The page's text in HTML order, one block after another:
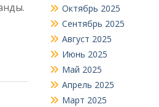
Октябрь 2025
Сентябрь 2025
Август 2025
Июнь 2025
Май 2025
Апрель 2025
Март 2025